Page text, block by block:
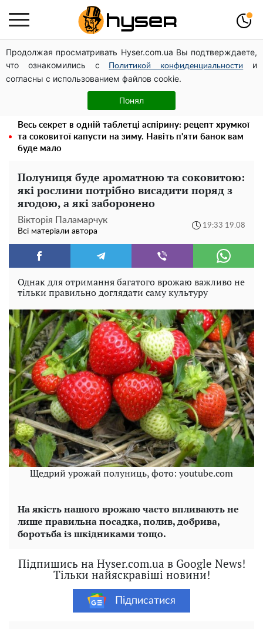
Продолжая просматривать Hyser.com.ua Вы подтверждаете,
что ознакомились с
Политикой конфиденциальности
и
согласны с использованием файлов cookie.
Понял
Посол ОБСЄ вдруге відвідав місце російського удару
по житловому будинку на Подолі
Таку смакоту ви відкриватимете банку за банкою:
рецепт помідорів дольками з цибулею та олією на
Весь секрет в одній таблетці аспірину: рецепт хрумкої
та соковитої капусти на зиму. Навіть п'яти банок вам
буде мало
Полуниця буде ароматною та соковитою:
які рослини потрібно висадити поряд з
ягодою, а які заборонено
Вікторія Паламарчук
Всі матеріали автора
19:33 19.08
Однак для отримання багатого врожаю важливо не
тільки правильно доглядати саму культуру
Щедрий урожай полуниць, фото: youtube.com
На якість нашого врожаю часто впливають не
лише правильна посадка, полив, добрива,
боротьба із шкідниками тощо.
Підпишись на Hyser.com.ua в Google News!
Тільки найяскравіші новини!
Підписатися